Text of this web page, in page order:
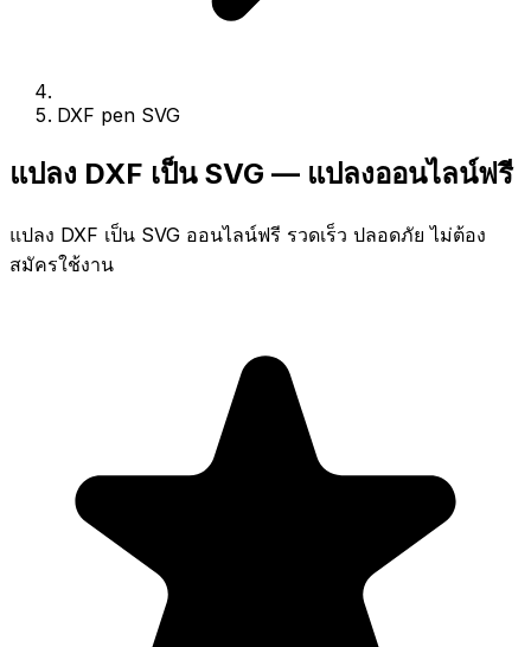
DXF pen SVG
แปลง DXF เป็น SVG — แปลงออนไลน์ฟรี
แปลง DXF เป็น SVG ออนไลน์ฟรี รวดเร็ว ปลอดภัย ไม่ต้อง
สมัครใช้งาน